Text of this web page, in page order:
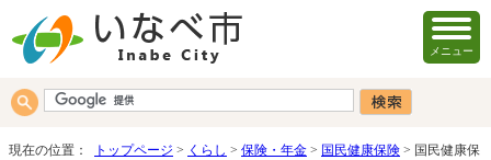
メニュー
現在の位置： トップページ > くらし > 保険・年金 > 国民健康保険 > 国民健康保